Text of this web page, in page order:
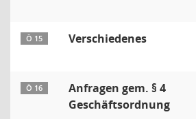
Ö 15 Verschiedenes
Ö 16
Anfragen gem. § 4
Geschäftsordnung